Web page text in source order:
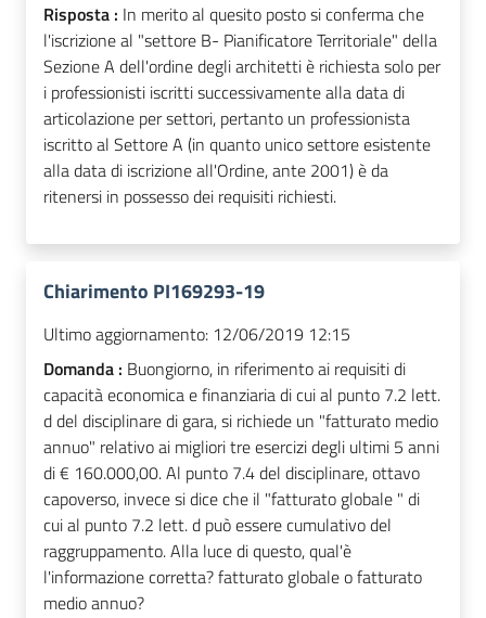
Risposta : In merito al quesito posto si conferma che
l'iscrizione al "settore B- Pianificatore Territoriale" della
Sezione A dell'ordine degli architetti è richiesta solo per
i professionisti iscritti successivamente alla data di
articolazione per settori, pertanto un professionista
iscritto al Settore A (in quanto unico settore esistente
alla data di iscrizione all'Ordine, ante 2001) è da
ritenersi in possesso dei requisiti richiesti.
Chiarimento PI169293-19
Ultimo aggiornamento: 12/06/2019 12:15
Domanda : Buongiorno, in riferimento ai requisiti di
capacità economica e finanziaria di cui al punto 7.2 lett.
d del disciplinare di gara, si richiede un "fatturato medio
annuo" relativo ai migliori tre esercizi degli ultimi 5 anni
di € 160.000,00. Al punto 7.4 del disciplinare, ottavo
capoverso, invece si dice che il "fatturato globale " di
cui al punto 7.2 lett. d può essere cumulativo del
raggruppamento. Alla luce di questo, qual'è
l'informazione corretta? fatturato globale o fatturato
medio annuo?